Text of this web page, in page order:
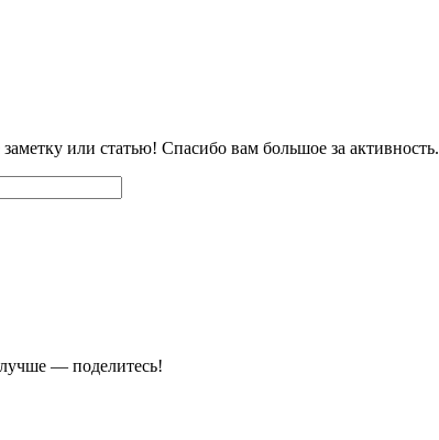
или статью! Спасибо вам большое за активность.
— поделитесь!